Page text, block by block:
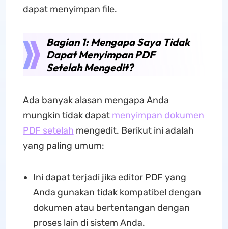
dapat menyimpan file.
Bagian 1: Mengapa Saya Tidak
Dapat Menyimpan PDF
Setelah Mengedit?
Ada banyak alasan mengapa Anda
mungkin tidak dapat menyimpan dokumen
PDF setelah mengedit. Berikut ini adalah
yang paling umum:
Ini dapat terjadi jika editor PDF yang
Anda gunakan tidak kompatibel dengan
dokumen atau bertentangan dengan
proses lain di sistem Anda.